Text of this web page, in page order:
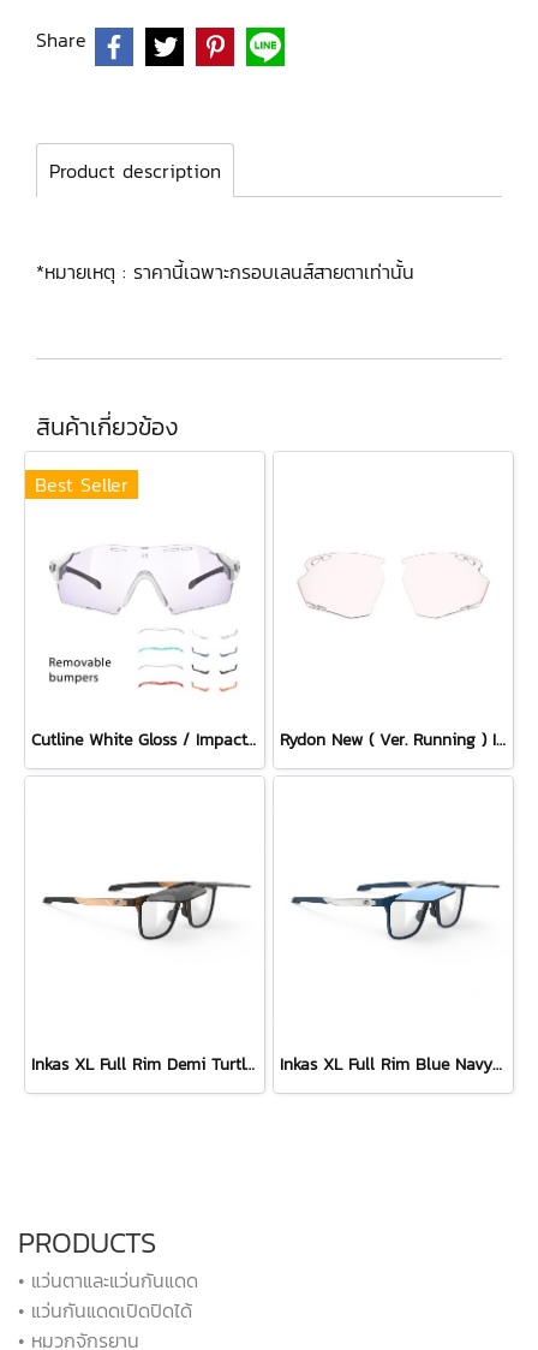
Share
Product description
*หมายเหตุ : ราคานี้เฉพาะกรอบเลนส์สายตาเท่านั้น
สินค้าเกี่ยวข้อง
Best Seller
Cutline White Gloss / ImpactX Photochromic 2 Laser Purple with bumpers set Rydon New ( Ver. Running ) Impactx Photochromic 2 Red Lens
Inkas XL Full Rim Demi Turtle - Smoke Black Inkas XL Full Rim Blue Navy Matte - Multilaser Ice
PRODUCTS
• แว่นตาและแว่นกันแดด
• แว่นกันแดดเปิดปิดได้
• หมวกจักรยาน